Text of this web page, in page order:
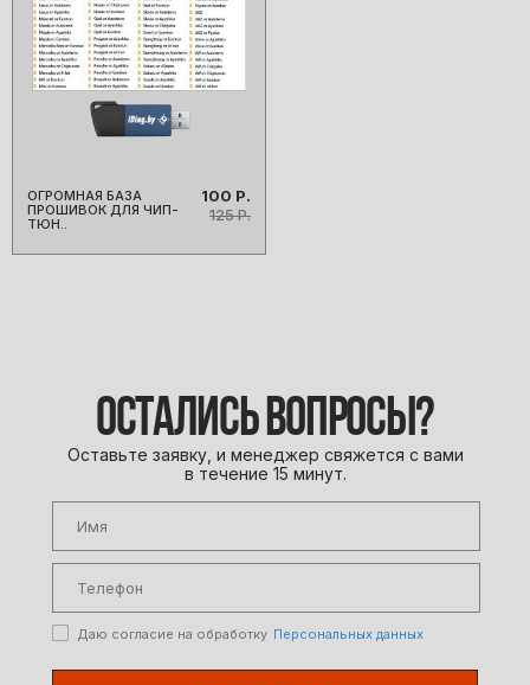
ПРОИЗВОДИТЕЛИ
КОНТАКТЫ
ОГРОМНАЯ БАЗА
ПРОШИВОК ДЛЯ ЧИП-
ТЮН..
100 Р.
125 Р.
ОСТАЛИСЬ ВОПРОСЫ?
Оставьте заявку, и менеджер свяжется с вами
в течение 15 минут.
Даю согласие на обработку Персональных данных